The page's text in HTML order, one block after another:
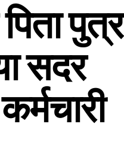
पुत्र
सदर